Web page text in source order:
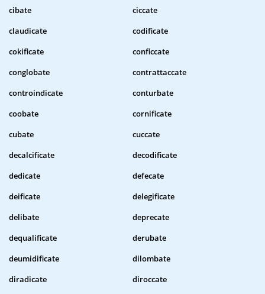
cibate
ciccate
claudicate
codificate
cokificate
conficcate
conglobate
contrattaccate
controindicate
conturbate
coobate
cornificate
cubate
cuccate
decalcificate
decodificate
dedicate
defecate
deificate
delegificate
delibate
deprecate
dequalificate
derubate
deumidificate
dilombate
diradicate
diroccate